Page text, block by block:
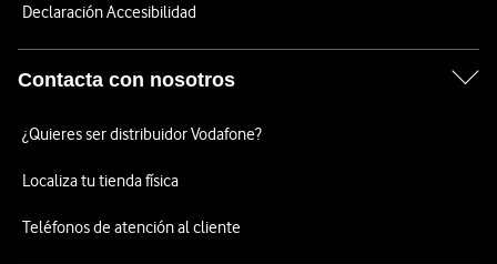
Declaración Accesibilidad
Contacta con nosotros
¿Quieres ser distribuidor Vodafone?
Localiza tu tienda física
Teléfonos de atención al cliente